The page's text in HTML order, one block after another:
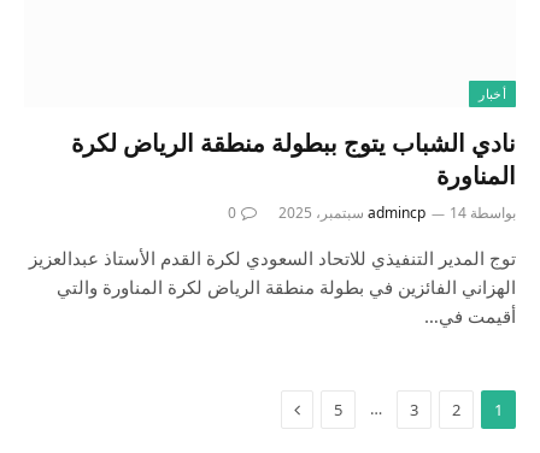
أخبار
نادي الشباب يتوج ببطولة منطقة الرياض لكرة
المناورة
بواسطة admincp 14 سبتمبر، 2025 0
توج المدير التنفيذي للاتحاد السعودي لكرة القدم الأستاذ عبدالعزيز
الهزاني الفائزين في بطولة منطقة الرياض لكرة المناورة والتي
أقيمت في…
1
2
3
…
5 التالي